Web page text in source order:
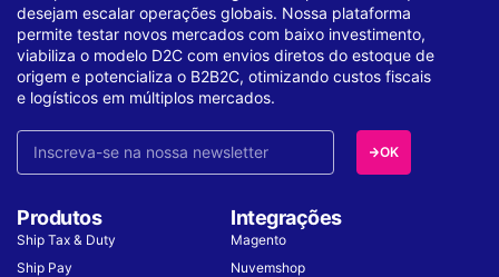
desejam escalar operações globais. Nossa plataforma
permite testar novos mercados com baixo investimento,
viabiliza o modelo D2C com envios diretos do estoque de
origem e potencializa o B2B2C, otimizando custos fiscais
e logísticos em múltiplos mercados.
OK
Produtos
Ship Tax & Duty
Ship Pay
Integrações
Magento
Nuvemshop